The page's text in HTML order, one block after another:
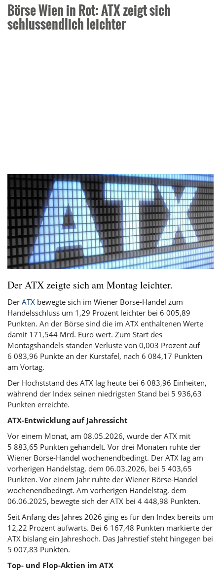
Börse Wien in Rot: ATX zeigt sich
schlussendlich leichter
Der ATX zeigte sich am Montag leichter.
Der ATX bewegte sich im Wiener Börse-Handel zum
Handelsschluss um 1,29 Prozent leichter bei 6 005,89
Punkten. An der Börse sind die im ATX enthaltenen Werte
damit 171,544 Mrd. Euro wert. Zum Start des
Montagshandels standen Verluste von 0,003 Prozent auf
6 083,96 Punkte an der Kurstafel, nach 6 084,17 Punkten
am Vortag.
Der Höchststand des ATX lag heute bei 6 083,96 Einheiten,
während der Index seinen niedrigsten Stand bei 5 936,63
Punkten erreichte.
ATX-Entwicklung auf Jahressicht
Vor einem Monat, am 08.05.2026, wurde der ATX mit
5 883,65 Punkten gehandelt. Vor drei Monaten ruhte der
Wiener Börse-Handel wochenendbedingt. Der ATX lag am
vorherigen Handelstag, dem 06.03.2026, bei 5 403,65
Punkten. Vor einem Jahr ruhte der Wiener Börse-Handel
wochenendbedingt. Am vorherigen Handelstag, dem
06.06.2025, bewegte sich der ATX bei 4 448,98 Punkten.
Seit Anfang des Jahres 2026 ging es für den Index bereits um
12,22 Prozent aufwärts. Bei 6 167,48 Punkten markierte der
ATX bislang ein Jahreshoch. Das Jahrestief steht hingegen bei
5 007,83 Punkten.
Top- und Flop-Aktien im ATX